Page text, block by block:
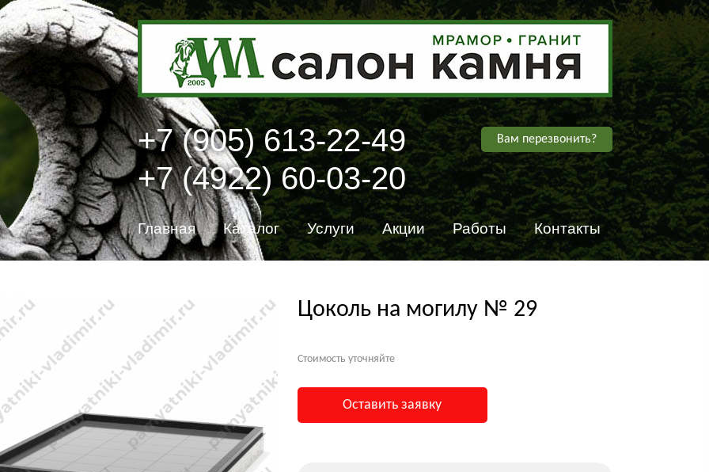
+7 (905) 613-22-49
+7 (4922) 60-03-20
Вам перезвонить?
Главная Каталог Услуги Акции Работы Контакты
Цоколь на могилу № 29
Стоимость уточняйте
Оставить заявку